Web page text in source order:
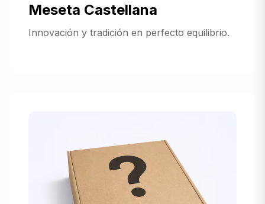
Meseta Castellana
Innovación y tradición en perfecto equilibrio.